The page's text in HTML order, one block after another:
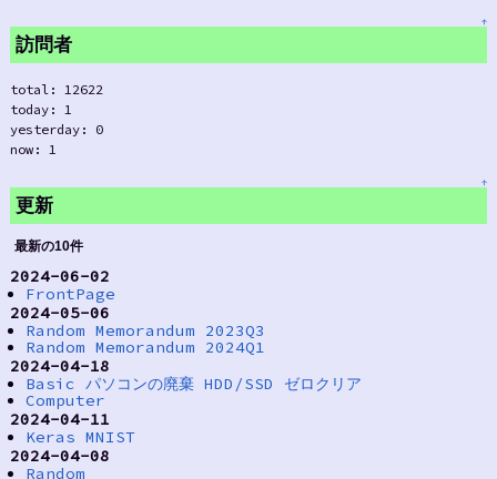
↑
訪問者
total: 12622
today: 1
yesterday: 0
now: 1
↑
更新
最新の10件
2024-06-02
FrontPage
2024-05-06
Random Memorandum 2023Q3
Random Memorandum 2024Q1
2024-04-18
Basic パソコンの廃棄 HDD/SSD ゼロクリア
Computer
2024-04-11
Keras MNIST
2024-04-08
Random